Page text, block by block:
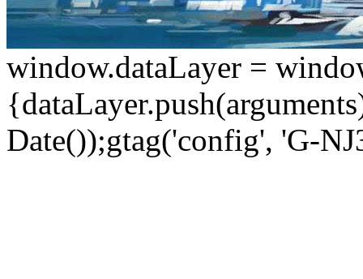
window.dataLayer =
Date());gtag('config', 'G-